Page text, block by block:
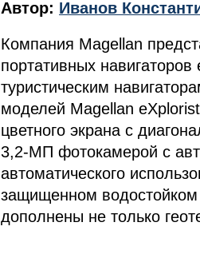
Автор: Иванов
Компания Magellan
портативных навигаторов
туристическим
моделей Magellan
цветного экрана с
3,2-МП фотокамерой с
автоматического
защищенном водостойком
дополнены не только